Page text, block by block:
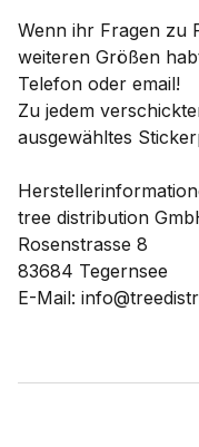
Wenn ihr Fragen zu
weiteren Größen
Telefon oder email!
Zu jedem
ausgewähltes
tree distribution
Rosenstrasse 8
83684 Tegernsee
E-Mail: